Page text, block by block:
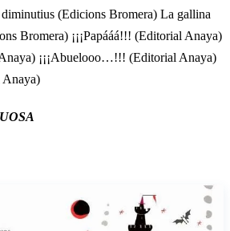
diminutius (Edicions Bromera) La gallina
Bromera) ¡¡¡Papááá!!! (Editorial Anaya)
¡¡¡Abuelooo…!!! (Editorial Anaya)
Anaya)